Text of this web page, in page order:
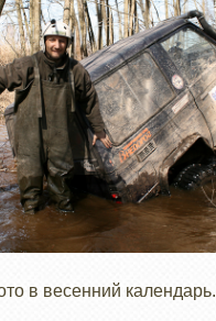
в весенний календарь.